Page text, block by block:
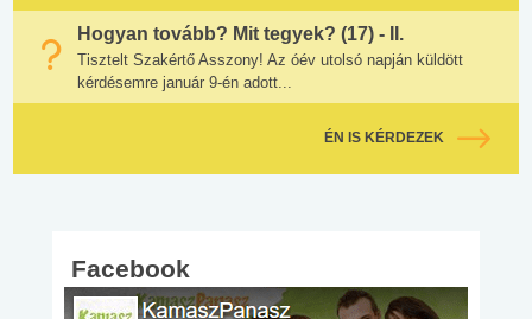
Hogyan tovább? Mit tegyek? (17) - II.
Tisztelt Szakértő Asszony! Az óév utolsó napján küldött
kérdésemre január 9-én adott...
ÉN IS KÉRDEZEK
Facebook